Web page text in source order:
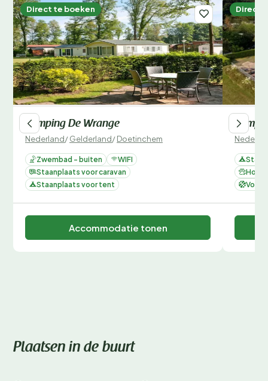
Direct te boeken
Camping De Wrange
Nederland/Gelderland/Doetinchem
Zwembad - buiten
WIFI
Staanplaats voor caravan
Staanplaats voor tent
Accommodatie tonen
Direct
Plaatsen in de buurt